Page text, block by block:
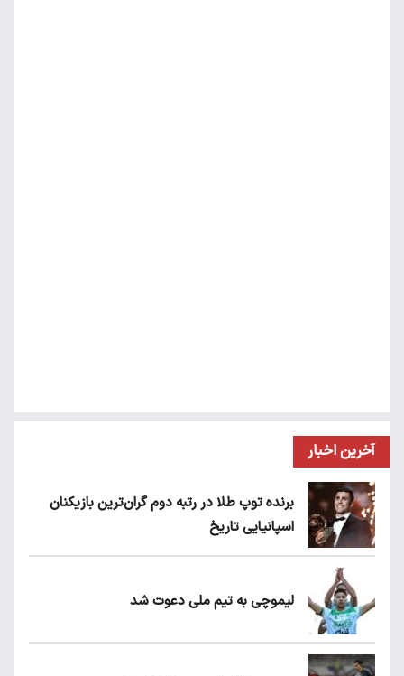
آخرین اخبار
برنده توپ طلا در رتبه دوم گران‌ترین بازیکنان
اسپانیایی تاریخ
لیموچی به تیم ملی دعوت شد